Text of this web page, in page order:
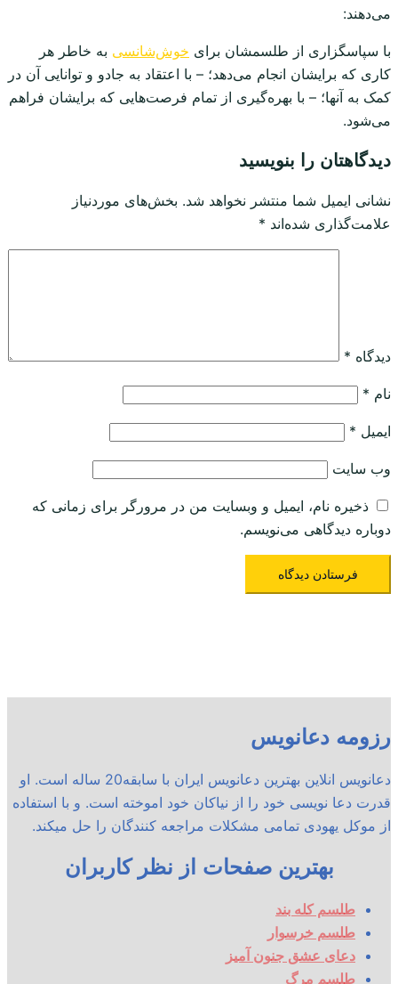
می‌دهند:
با سپاسگزاری از طلسمشان برای خوش‌شانسی به خاطر هر
کاری که برایشان انجام می‌دهد؛ – با اعتقاد به جادو و توانایی آن در
کمک به آنها؛ – با بهره‌گیری از تمام فرصت‌هایی که برایشان فراهم
می‌شود.
دیدگاهتان را بنویسید
نشانی ایمیل شما منتشر نخواهد شد. بخش‌های موردنیاز
علامت‌گذاری شده‌اند *
دیدگاه *
نام *
ایمیل *
وب‌ سایت
ذخیره نام، ایمیل و وبسایت من در مرورگر برای زمانی که
دوباره دیدگاهی می‌نویسم.
رزومه دعانویس
دعانویس انلاین بهترین دعانویس ایران با سابقه20 ساله است. او
قدرت دعا نویسی خود را از نیاکان خود اموخته است. و با استفاده
از موکل یهودی تمامی مشکلات مراجعه کنندگان را حل میکند.
بهترین صفحات از نظر کاربران
طلسم کله بند
طلسم خرسوار
دعای عشق جنون آمیز
طلسم مرگ